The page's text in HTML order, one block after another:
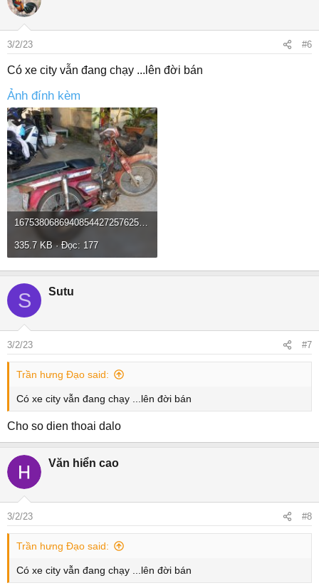
t
o
n
s
3/2/23 #6
Có xe city vẫn đang chạy ...lên đời bán
Ảnh đính kèm
16753806869408544272576258564848.jpg
335.7 KB · Đọc: 177
S Sutu
3/2/23 #7
Trần hưng Đạo said:
Có xe city vẫn đang chạy ...lên đời bán
Cho so dien thoai dalo
Văn hiển cao
3/2/23 #8
Trần hưng Đạo said:
Có xe city vẫn đang chạy ...lên đời bán